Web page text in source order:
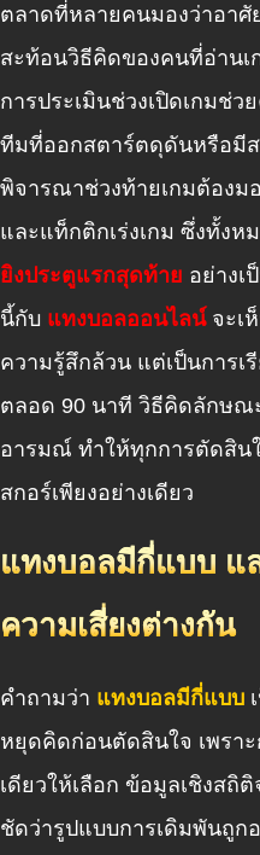
ตลาดที่หลายคนมองว่าอาศั
สะท้อนวิธีคิดของคนที่อ่าน
การประเมินช่วงเปิดเกมช่
ทีมที่ออกสตาร์ตดุดันหรือมี
พิจารณาช่วงท้ายเกมต้องม
และแท็กติกเร่งเกม ซึ่งทั้ง
ยิงประตูแรกสุดท้าย อย่างเ
นี้กับ แทงบอลออนไลน์จะเ
ความรู้สึกล้วน แต่เป็นการเ
ตลอด 90 นาที วิธีคิดลักษณ
อารมณ์ ทำให้ทุกการตัดสิน
สกอร์เพียงอย่างเดียว
แทงบอลมีกี่แบบ แ
ความเสี่ยงต่างกัน
คำถามว่า แทงบอลมีกี่แบบ
หยุดคิดก่อนตัดสินใจ เพรา
เดียวให้เลือก ข้อมูลเชิงส
ชัดว่ารูปแบบการเดิมพันถูก